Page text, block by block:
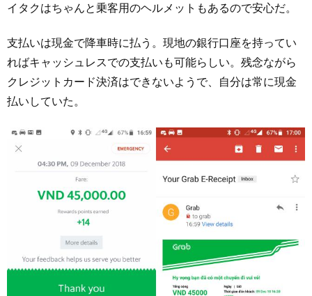
イタクはちゃんと乗客用のヘルメットもあるので安心だ。
支払いは現金で降車時に払う。現地の銀行口座を持ってい
ればキャッシュレスでの支払いも可能らしい。残念ながら
クレジットカード決済はできないようで、自分は常に現金
払いしていた。